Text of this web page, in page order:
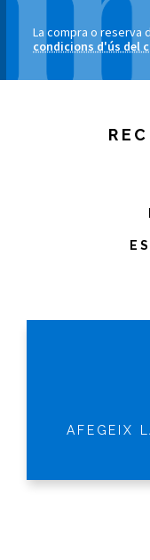
La compra o reserva
condicions d'ús del
AFEGEIX